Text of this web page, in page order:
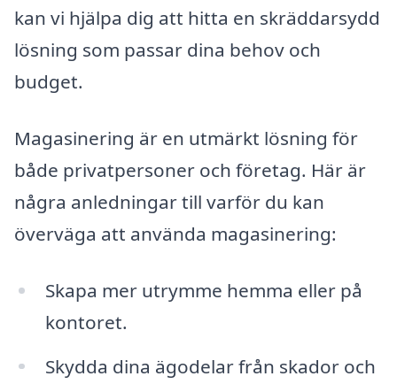
kan vi hjälpa dig att hitta en skräddarsydd
lösning som passar dina behov och
budget.
Magasinering är en utmärkt lösning för
både privatpersoner och företag. Här är
några anledningar till varför du kan
överväga att använda magasinering:
Skapa mer utrymme hemma eller på
kontoret.
Skydda dina ägodelar från skador och